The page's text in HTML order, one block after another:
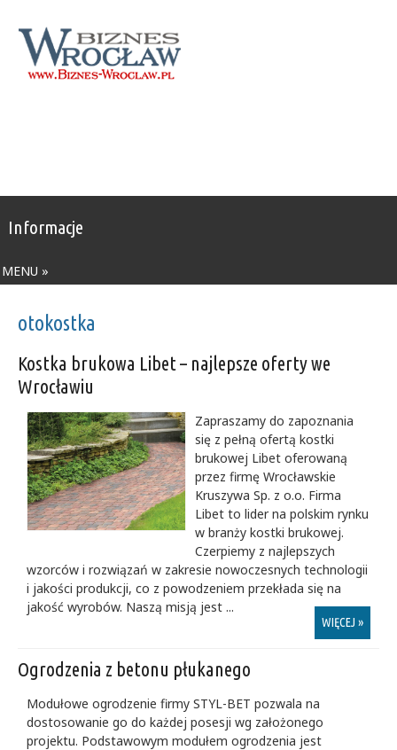
Informacje
MENU »
otokostka
Kostka brukowa Libet – najlepsze oferty we
Wrocławiu
Zapraszamy do zapoznania
się z pełną ofertą kostki
brukowej Libet oferowaną
przez firmę Wrocławskie
Kruszywa Sp. z o.o. Firma
Libet to lider na polskim rynku
w branży kostki brukowej.
Czerpiemy z najlepszych
wzorców i rozwiązań w zakresie nowoczesnych technologii
i jakości produkcji, co z powodzeniem przekłada się na
jakość wyrobów. Naszą misją jest ...
WIĘCEJ »
Ogrodzenia z betonu płukanego
Modułowe ogrodzenie firmy STYL-BET pozwala na
dostosowanie go do każdej posesji wg założonego
projektu. Podstawowym modułem ogrodzenia jest